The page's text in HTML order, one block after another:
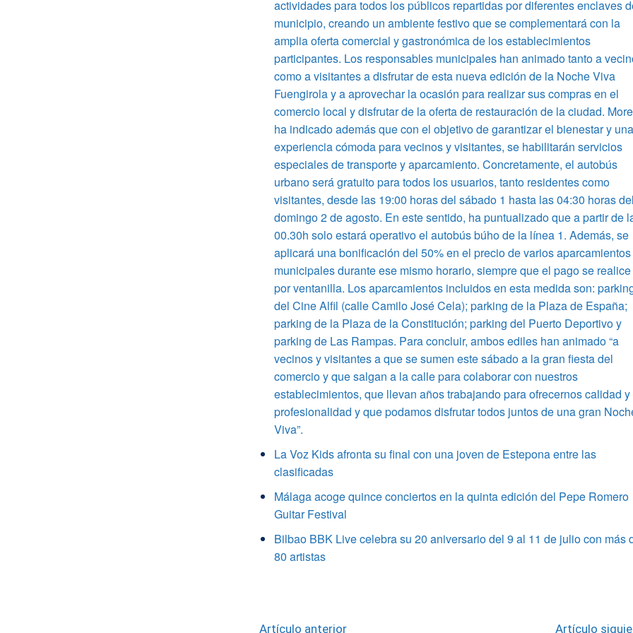
actividades para todos los públicos repartidas por diferentes enclaves
municipio, creando un ambiente festivo que se complementará con la
amplia oferta comercial y gastronómica de los establecimientos
participantes. Los responsables municipales han animado tanto a
como a visitantes a disfrutar de esta nueva edición de la Noche Viva
Fuengirola y a aprovechar la ocasión para realizar sus compras en el
comercio local y disfrutar de la oferta de restauración de la ciudad.
ha indicado además que con el objetivo de garantizar el bienestar y una
experiencia cómoda para vecinos y visitantes, se habilitarán servicios
especiales de transporte y aparcamiento. Concretamente, el autobús
urbano será gratuito para todos los usuarios, tanto residentes como
visitantes, desde las 19:00 horas del sábado 1 hasta las 04:30 horas del
domingo 2 de agosto. En este sentido, ha puntualizado que a partir de
00.30h solo estará operativo el autobús búho de la línea 1. Además, se
aplicará una bonificación del 50% en el precio de varios aparcamientos
municipales durante ese mismo horario, siempre que el pago se realice
por ventanilla. Los aparcamientos incluidos en esta medida son:
del Cine Alfil (calle Camilo José Cela); parking de la Plaza de España;
parking de la Plaza de la Constitución; parking del Puerto Deportivo y
parking de Las Rampas. Para concluir, ambos ediles han animado “a
vecinos y visitantes a que se sumen este sábado a la gran fiesta del
comercio y que salgan a la calle para colaborar con nuestros
establecimientos, que llevan años trabajando para ofrecernos calidad y
profesionalidad y que podamos disfrutar todos juntos de una gran
Viva”.
La Voz Kids afronta su final con una joven de Estepona entre las
clasificadas
Málaga acoge quince conciertos en la quinta edición del Pepe Romero
Guitar Festival
Bilbao BBK Live celebra su 20 aniversario del 9 al 11 de julio con más
80 artistas
Artículo anterior Artículo